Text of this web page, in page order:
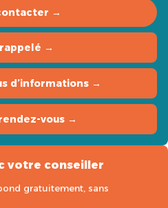
→
→
d’informations →
vous →
votre conseiller
gratuitement, sans